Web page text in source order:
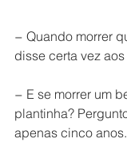
− Quando morrer
disse certa vez aos
− E se morrer um
plantinha?
apenas cinco anos.